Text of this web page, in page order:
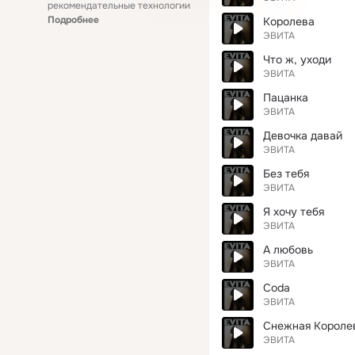
рекомендательные технологии
Подробнее
Королева
ЭВИТА
Что ж, уходи
ЭВИТА
Пацанка
ЭВИТА
Девочка давай
ЭВИТА
Без тебя
ЭВИТА
Я хочу тебя
ЭВИТА
А любовь
ЭВИТА
Coda
ЭВИТА
Снежная
ЭВИТА